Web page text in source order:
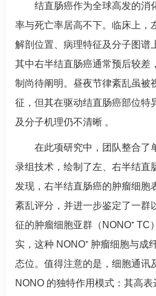
结直肠癌作为全球高发的消
率与死亡率居高不下。临床上，
解剖位置、病理特征及分子图谱
其中右半结直肠癌通常预后较差
制尚待阐明。昼夜节律紊乱虽被
征，但其在驱动结直肠癌部位特
及分子机理仍不清晰 。
在此项研究中，团队整合了
录组技术，绘制了左、右半结直
发现，右半结直肠癌的肿瘤细胞
紊乱评分，并进一步鉴定了一群
征的肿瘤细胞亚群（NONO⁺ TC
实，这种 NONO⁺ 肿瘤细胞与成
态位。值得注意的是，细胞通讯
NONO 的独特作用模式：其高